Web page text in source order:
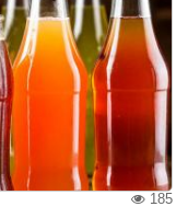
185